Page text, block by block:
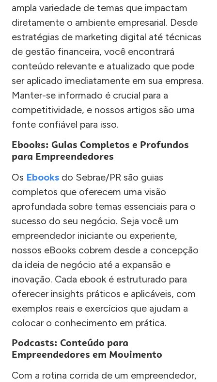
ampla variedade de temas que impactam
diretamente o ambiente empresarial. Desde
estratégias de marketing digital até técnicas
de gestão financeira, você encontrará
conteúdo relevante e atualizado que pode
ser aplicado imediatamente em sua empresa.
Manter-se informado é crucial para a
competitividade, e nossos artigos são uma
fonte confiável para isso.
Ebooks: Guias Completos e Profundos
para Empreendedores
Os Ebooks do Sebrae/PR são guias
completos que oferecem uma visão
aprofundada sobre temas essenciais para o
sucesso do seu negócio. Seja você um
empreendedor iniciante ou experiente,
nossos eBooks cobrem desde a concepção
da ideia de negócio até a expansão e
inovação. Cada ebook é estruturado para
oferecer insights práticos e aplicáveis, com
exemplos reais e exercícios que ajudam a
colocar o conhecimento em prática.
Podcasts: Conteúdo para
Empreendedores em Movimento
Com a rotina corrida de um empreendedor,